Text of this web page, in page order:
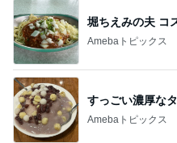
堀ちえみの夫 コ
Amebaトピックス
すっごい濃厚な
Amebaトピックス